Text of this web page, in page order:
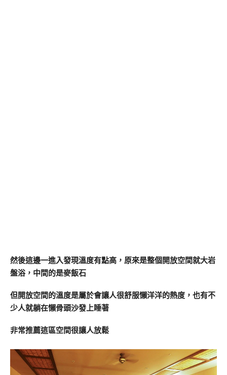
然後這邊一進入發現溫度有點高，原來是整個開放空間就大岩
盤浴，中間的是麥飯石
但開放空間的溫度是屬於會讓人很舒服懶洋洋的熱度，也有不
少人就躺在懶骨頭沙發上睡著
非常推薦這區空間很讓人放鬆